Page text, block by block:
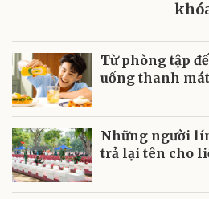
Từ phòng tập
uống thanh
Những người
trả lại tên cho